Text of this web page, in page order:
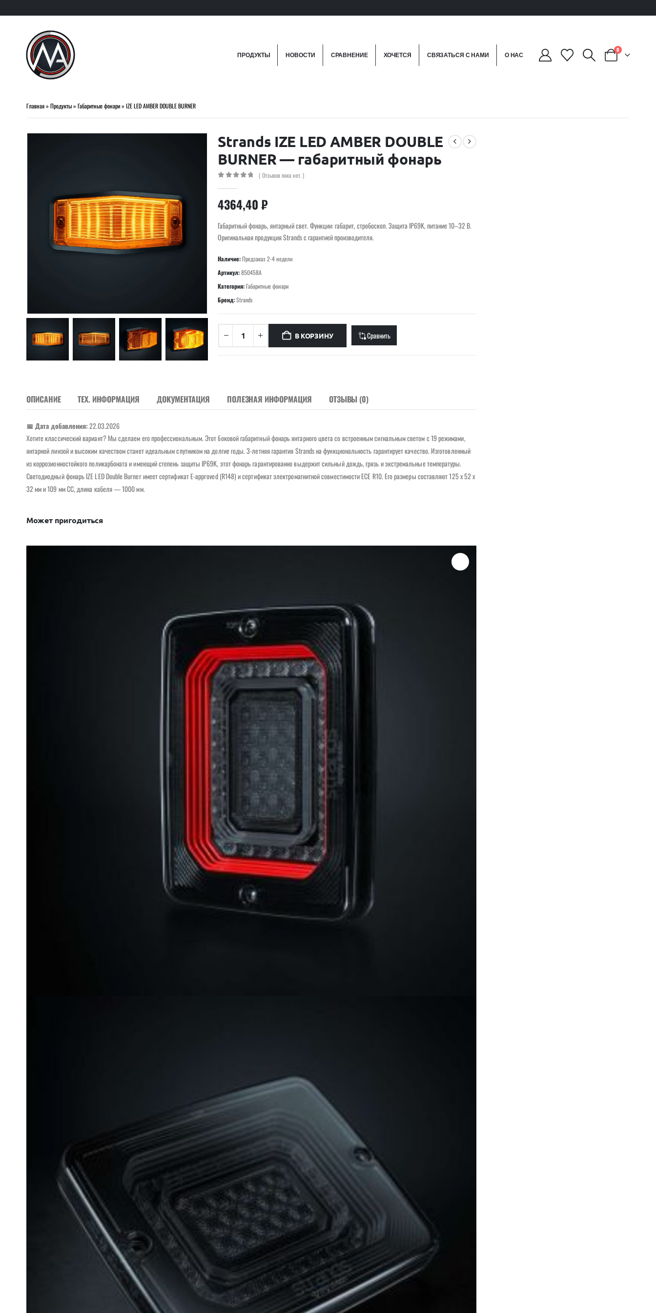
ПРОДУКТЫ НОВОСТИ СРАВНЕНИЕ ХОЧЕТСЯ СВЯЗАТЬСЯ С НАМИ О НАС
0
Главная» Продукты» Габаритные фонари» IZE LED AMBER DOUBLE BURNER
Strands IZE LED AMBER DOUBLE
BURNER — габаритный фонарь
( Отзывов пока нет. )
4364,40₽
Габаритный фонарь, янтарный свет. Функции: габарит, стробоскоп. Защита IP69K, питание 10–32 В.
Оригинальная продукция Strands с гарантией производителя.
Наличие:Предзаказ 2-4 недели
Артикул:850458A
Категория:Габаритные фонари
Бренд:Strands
В КОРЗИНУ Сравнить
ОПИСАНИЕ ТЕХ. ИНФОРМАЦИЯ ДОКУМЕНТАЦИЯ ПОЛЕЗНАЯ ИНФОРМАЦИЯ ОТЗЫВЫ (0)
📅 Дата добавления:22.03.2026
Хотите классический вариант? Мы сделаем его профессиональным. Этот боковой габаритный фонарь янтарного цвета со встроенным сигнальным светом с 19 режимами,
янтарной линзой и высоким качеством станет идеальным спутником на долгие годы. 3-летняя гарантия Strands на функциональность гарантирует качество. Изготовленный
из коррозионностойкого поликарбоната и имеющий степень защиты IP69K, этот фонарь гарантированно выдержит сильный дождь, грязь и экстремальные температуры.
Светодиодный фонарь IZE LED Double Burner имеет сертификат E-approved (R148) и сертификат электромагнитной совместимости ECE R10. Его размеры составляют 125 x 52 x
32 мм и 109 мм CC, длина кабеля — 1000 мм.
Может пригодиться